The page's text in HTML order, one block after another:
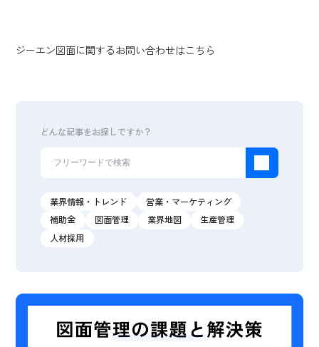
ジーエン図面に関するお問い合わせはこちら
どんな記事をお探しですか？
業界情報・トレンド
営業・マーケティング
補助金
図面管理 業界地図
生産管理
人材採用